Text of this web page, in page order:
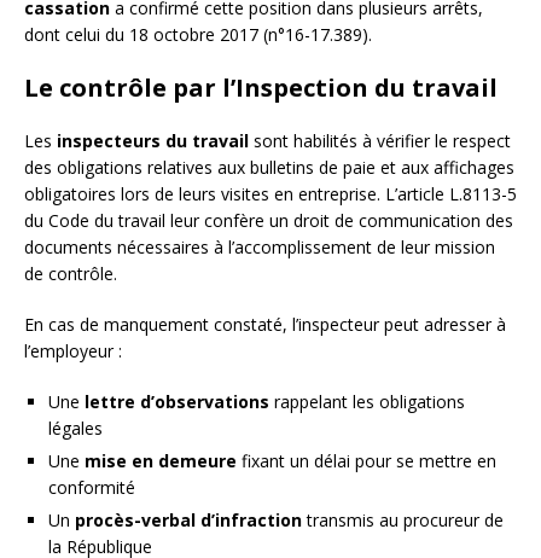
cassation a confirmé cette position dans plusieurs arrêts,
dont celui du 18 octobre 2017 (n°16-17.389).
Le contrôle par l’Inspection du travail
Les inspecteurs du travail sont habilités à vérifier le respect
des obligations relatives aux bulletins de paie et aux affichages
obligatoires lors de leurs visites en entreprise. L’article L.8113-5
du Code du travail leur confère un droit de communication des
documents nécessaires à l’accomplissement de leur mission
de contrôle.
En cas de manquement constaté, l’inspecteur peut adresser à
l’employeur :
Une lettre d’observations rappelant les obligations
légales
Une mise en demeure fixant un délai pour se mettre en
conformité
Un procès-verbal d’infractiontransmis au procureur de
la République